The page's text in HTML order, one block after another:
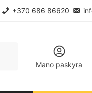
+370 686 86620
Mano paskyra